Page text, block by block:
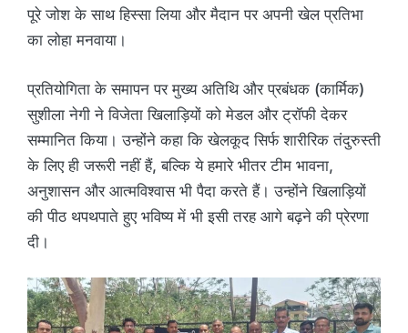
पूरे जोश के साथ हिस्सा लिया और मैदान पर अपनी खेल प्रतिभा
का लोहा मनवाया।
प्रतियोगिता के समापन पर मुख्य अतिथि और प्रबंधक (कार्मिक)
सुशीला नेगी ने विजेता खिलाड़ियों को मेडल और ट्रॉफी देकर
सम्मानित किया। उन्होंने कहा कि खेलकूद सिर्फ शारीरिक तंदुरुस्ती
के लिए ही जरूरी नहीं हैं, बल्कि ये हमारे भीतर टीम भावना,
अनुशासन और आत्मविश्वास भी पैदा करते हैं। उन्होंने खिलाड़ियों
की पीठ थपथपाते हुए भविष्य में भी इसी तरह आगे बढ़ने की प्रेरणा
दी।